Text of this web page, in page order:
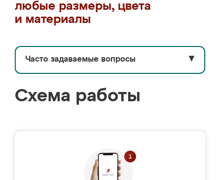
любые размеры, цвета
и материалы
Часто задаваемые вопросы ▼
Схема работы